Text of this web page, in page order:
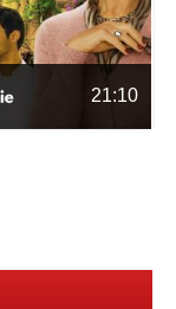
21:10